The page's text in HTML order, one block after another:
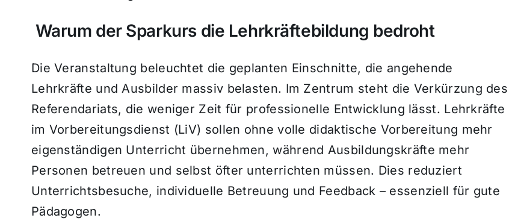
Warum der Sparkurs die Lehrkräftebildung bedroht
Die Veranstaltung beleuchtet die geplanten Einschnitte, die angehende
Lehrkräfte und Ausbilder massiv belasten. Im Zentrum steht die Verkürzung des
Referendariats, die weniger Zeit für professionelle Entwicklung lässt. Lehrkräfte
im Vorbereitungsdienst (LiV) sollen ohne volle didaktische Vorbereitung mehr
eigenständigen Unterricht übernehmen, während Ausbildungskräfte mehr
Personen betreuen und selbst öfter unterrichten müssen. Dies reduziert
Unterrichtsbesuche, individuelle Betreuung und Feedback – essenziell für gute
Pädagogen.